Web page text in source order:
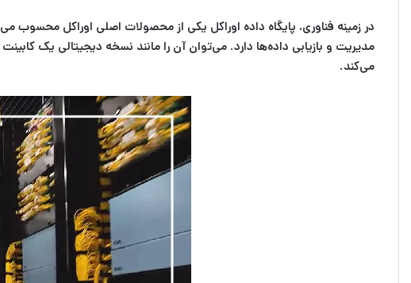
مدیریت و بازیابی داده‌ها دارد. می‌توان آن را مانند نسخه دیجیتالی یک
می‌کند.